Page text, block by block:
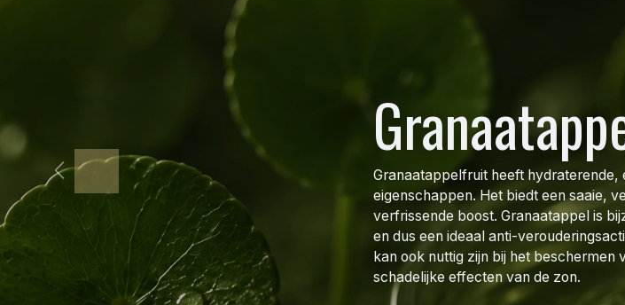
Granaatappelfruit heeft
eigenschappen. Het biedt een saaie,
verfrissende boost. Granaatappel is
en dus een ideaal anti-
kan ook nuttig zijn bij het beschermen
schadelijke effecten van de zon.
Vorige